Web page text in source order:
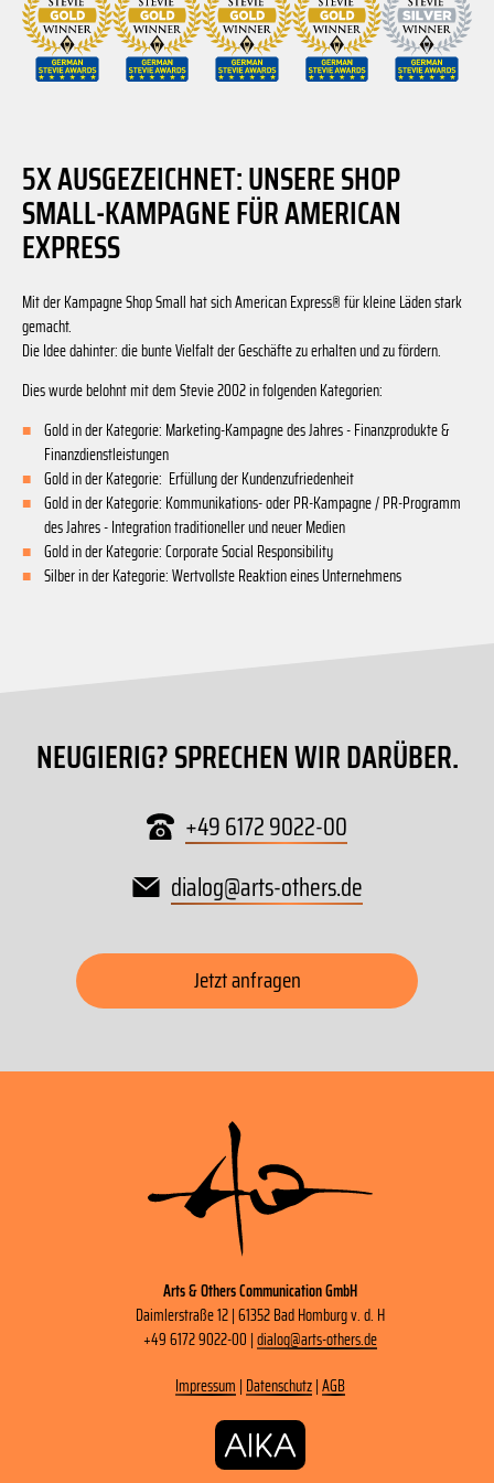
5X AUSGEZEICHNET: UNSERE SHOP
SMALL-KAMPAGNE FÜR AMERICAN
EXPRESS
Mit der Kampagne Shop Small hat sich American Express® für kleine Läden stark
gemacht.
Die Idee dahinter: die bunte Vielfalt der Geschäfte zu erhalten und zu fördern.
Dies wurde belohnt mit dem Stevie 2002 in folgenden Kategorien:
Gold in der Kategorie: Marketing-Kampagne des Jahres - Finanzprodukte &
Finanzdienstleistungen
Gold in der Kategorie: Erfüllung der Kundenzufriedenheit
Gold in der Kategorie: Kommunikations- oder PR-Kampagne / PR-Programm
des Jahres - Integration traditioneller und neuer Medien
Gold in der Kategorie: Corporate Social Responsibility
Silber in der Kategorie: Wertvollste Reaktion eines Unternehmens
NEUGIERIG? SPRECHEN WIR DARÜBER.
+49 6172 9022-00
dialog@arts-others.de
Jetzt anfragen
Arts & Others Communication GmbH
Daimlerstraße 12 | 61352 Bad Homburg v. d. H
+49 6172 9022-00 |dialog@arts-others.de
Impressum | Datenschutz|AGB